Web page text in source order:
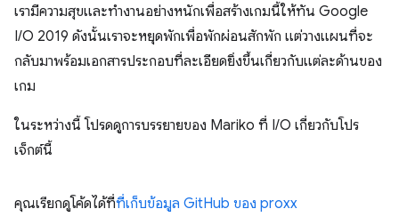
เรามีความสุขและทำงานอย่างหนักเพื่อสร้างเกมนี้ให้ทัน Google
I/O 2019 ดังนั้นเราจะหยุดพักเพื่อพักผ่อนสักพัก แต่วางแผนที่จะ
กลับมาพร้อมเอกสารประกอบที่ละเอียดยิ่งขึ้นเกี่ยวกับแต่ละด้านของ
เกม
ในระหว่างนี้ โปรดดูการบรรยายของ Mariko ที่ I/O เกี่ยวกับโปร
เจ็กต์นี้
คุณเรียกดูโค้ดได้ที่ที่เก็บข้อมูล GitHub ของ proxx